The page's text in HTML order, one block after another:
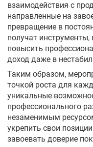
взаимодействия с
направленные на
превращение в
получат
повысить
доход даже в
Таким образом,
точкой роста для
уникальные
профессионального
незаменимым
укрепить свои
завоевать доверие